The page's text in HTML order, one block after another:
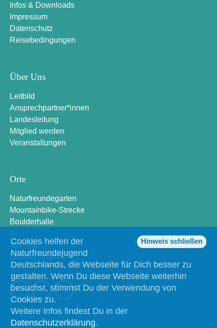
Hinweis schließen
Cookies helfen der
Naturfreundejugend
Deutschlands, die Webseite für Dich besser zu
gestalten. Wenn Du diese Webseite weiterhin
besuchst, stimmst Du der Verwendung von
Cookies zu.
Weitere Infos findest Du in der
Datenschutzerklärung.
Infos & Downloads
Impressum
Datenschutz
Reisebedingungen
Über Uns
Leitbild
Ansprechpartner*innen
Landesleitung
Mitglied werden
Veranstaltungen
Orte
Naturfreundegarten
Mountainbike-Strecke
Boulderhalle
Meierhof
Oerlinghausen